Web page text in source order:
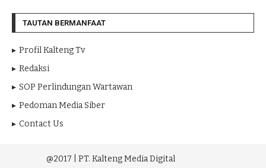
TAUTAN BERMANFAAT
Profil Kalteng Tv
Redaksi
SOP Perlindungan Wartawan
Pedoman Media Siber
Contact Us
@2017 | PT. Kalteng Media Digital